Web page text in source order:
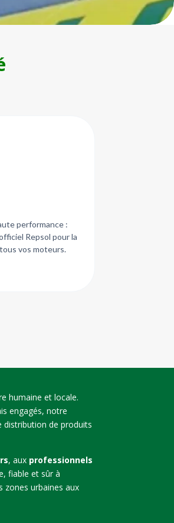
performance :
Repsol pour la
vos moteurs.
humaine et locale.
engagés, notre
distribution de produits
, aux professionnels
fiable et sûr à
zones urbaines aux